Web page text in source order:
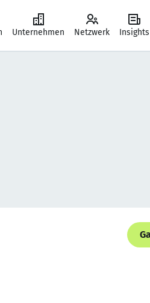
Unternehmen Netzwerk Insights